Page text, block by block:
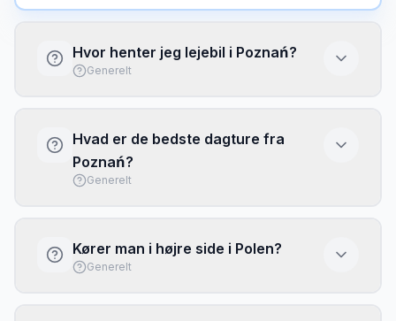
Hvor henter jeg lejebil i Poznań?
Generelt
flere udlejere direkte i terminalen med kort
ventetid.
Hvad er de bedste dagture fra
Poznań?
Generelt
Polens ældste katedral på Ostrów Tumski.
Sammenlign priser for at få den bedste deal.
Kører man i højre side i Polen?
Generelt